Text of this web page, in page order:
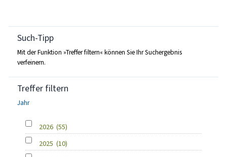
Such-Tipp
Mit der Funktion »Treffer filtern« können Sie Ihr Suchergebnis
verfeinern.
Treffer filtern
Jahr
2026 (55)
2025 (10)